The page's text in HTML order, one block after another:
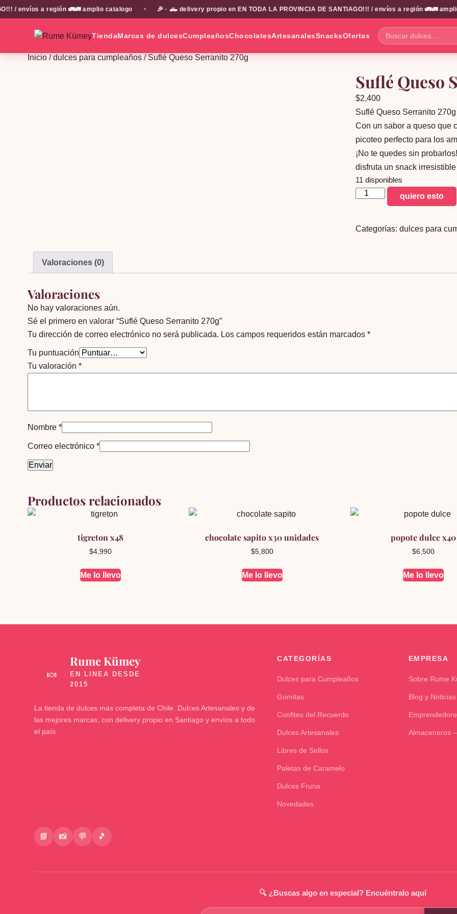
envíos a región 🚛🚛 amplio catalogo ✦ 🎉 · 🛻 delivery propio en EN TODA LA PROVINCIA DE SANTIAGO!!! / envíos a región 🚛🚛 amplio
TiendaMarcas de dulcesCumpleañosChocolatesArtesanalesSnacksOfertas
Buscar
dulces...
Inicio/dulces para cumpleaños/ Suflé Queso Serranito 270g
Suflé Queso
$2,400
Suflé Queso Serranito 270g
Con un sabor a queso que
picoteo perfecto para los
¡No te quedes sin
disfruta un snack
11 disponibles
Suflé
270g
quiero esto
Categorías: dulces para
Valoraciones (0)
Valoraciones
No hay valoraciones aún.
Sé el primero en valorar “Suflé Queso Serranito 270g”
Tu dirección de correo electrónico no será publicada. Los campos requeridos están marcados *
Tu puntuación
Tu valoración *
Nombre *
Correo electrónico *
Productos relacionados
tigreton x48
$4,990
Me lo llevo
chocolate sapito x30 unidades
$5,800
Me lo llevo
popote dulce x40
$6,500
Me lo llevo
🍬
Rume Kümey
La tienda de dulces más completa de Chile. Dulces Artesanales y de
las mejores marcas, con delivery propio en Santiago y envíos a todo
el país.
📘 📸 💬 🎵
CATEGORÍAS
Dulces para Cumpleaños
Gomitas
Confites del Recuerdo
Dulces Artesanales
Libres de Sellos
Paletas de Caramelo
Dulces Fruna
Novedades
EMPRESA
Sobre Rume
Blog y Noticias
Almaceneros
🔍 ¿Buscas algo en especial? Encuéntralo aquí